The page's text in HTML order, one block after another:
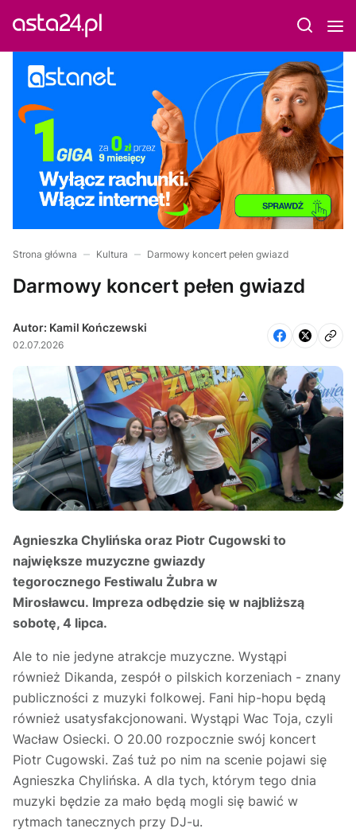
Strona główna Kultura Darmowy koncert pełen gwiazd
Darmowy koncert pełen gwiazd
Autor: Kamil Kończewski
02.07.2026
Agnieszka Chylińska oraz Piotr Cugowski to
największe muzyczne gwiazdy
tegorocznego Festiwalu Żubra w
Mirosławcu. Impreza odbędzie się w najbliższą
sobotę, 4 lipca.
Ale to nie jedyne atrakcje muzyczne. Wystąpi
również Dikanda, zespół o pilskich korzeniach - znany
publiczności z muzyki folkowej. Fani hip-hopu będą
również usatysfakcjonowani. Wystąpi Wac Toja, czyli
Wacław Osiecki. O 20.00 rozpocznie swój koncert
Piotr Cugowski. Zaś tuż po nim na scenie pojawi się
Agnieszka Chylińska. A dla tych, którym tego dnia
muzyki będzie za mało będą mogli się bawić w
rytmach tanecznych przy DJ-u.